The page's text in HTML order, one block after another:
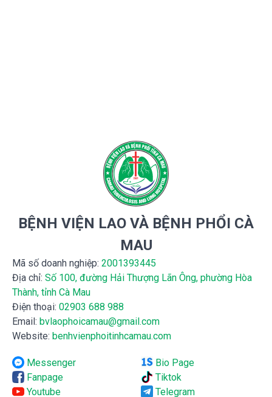
BỆNH VIỆN LAO VÀ BỆNH PHỔI CÀ
MAU
Mã số doanh nghiệp: 2001393445
Địa chỉ: Số 100, đường Hải Thượng Lãn Ông, phường Hòa
Thành, tỉnh Cà Mau
Điện thoại: 02903 688 988
Email: bvlaophoicamau@gmail.com
Website: benhvienphoitinhcamau.com
Messenger
Fanpage
Youtube
Bio Page
Tiktok
Telegram